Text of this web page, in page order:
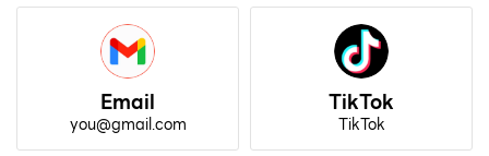
Email
you@gmail.com
TikTok
TikTok